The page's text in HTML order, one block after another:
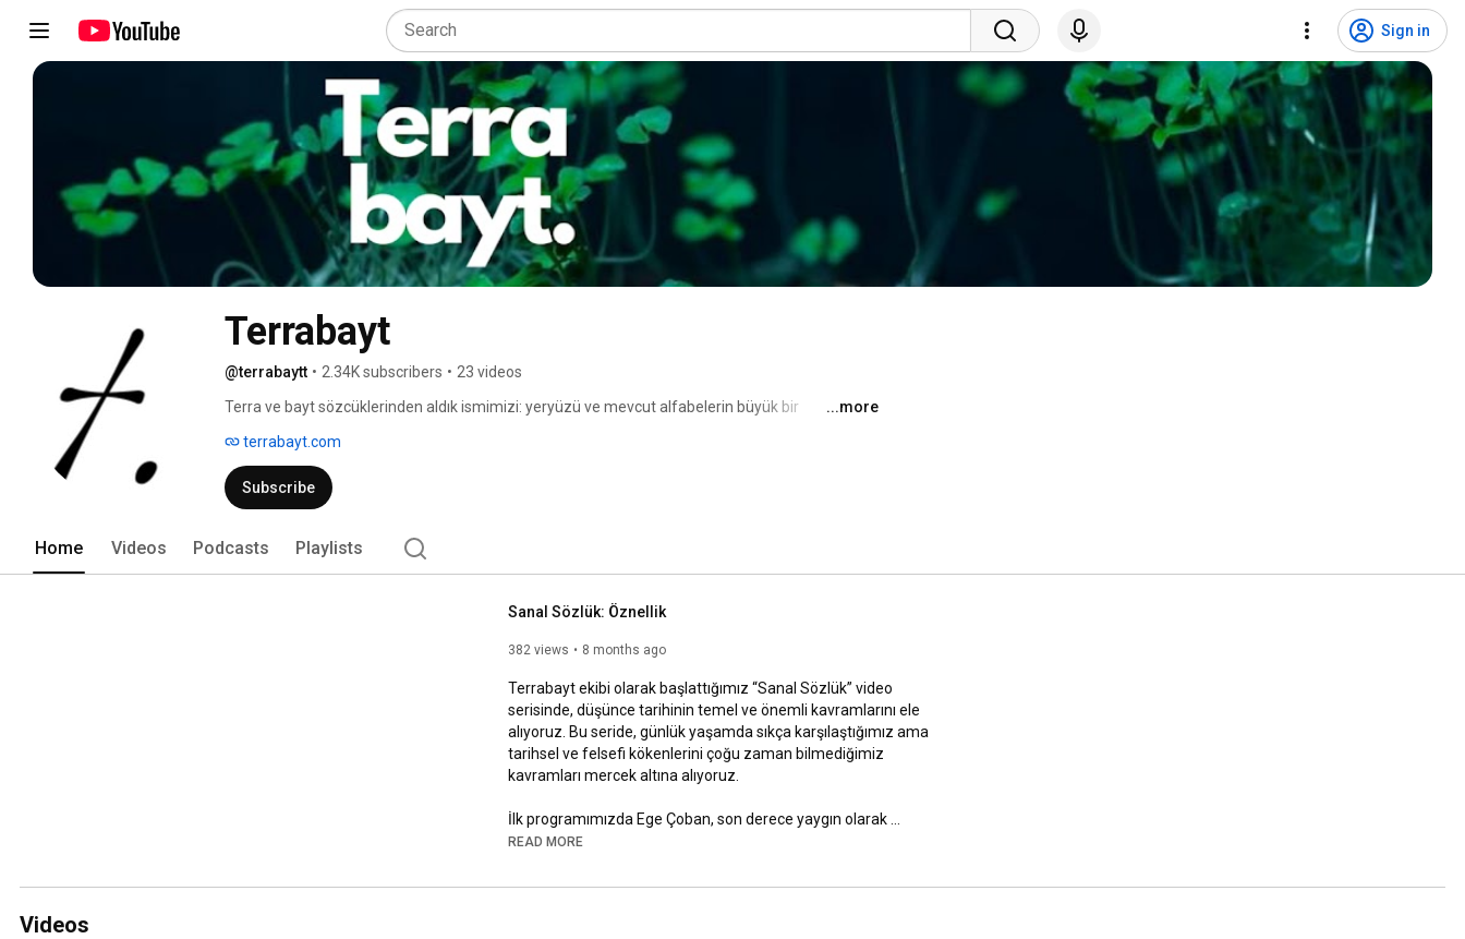
Sign in
Terrabayt
@terrabaytt • 2.34K subscribers • 23 videos
Terra ve bayt sözcüklerinden aldık ismimizi: yeryüzü ve mevcut alfabelerin büyük bir
kesişiminde, ikisine dair her şeyi bu dijital mecrada konu etmek derdimiz.
...more
terrabayt.com
Subscribe
Home Videos Podcasts Playlists
Sanal Sözlük: Öznellik
382 views 8 months ago
Terrabayt ekibi olarak başlattığımız “Sanal Sözlük” video
serisinde, düşünce tarihinin temel ve önemli kavramlarını ele
alıyoruz. Bu seride, günlük yaşamda sıkça karşılaştığımız ama
tarihsel ve felsefi kökenlerini çoğu zaman bilmediğimiz
kavramları mercek altına alıyoruz.
İlk programımızda Ege Çoban, son derece yaygın olarak
kullanılan ancak tartışmalı ve çetrefilli bir kavramsal arka plana
tarihsel evrimi, farklı düşünürler tarafından nasıl ele alındığı ve
READ MORE
Videos